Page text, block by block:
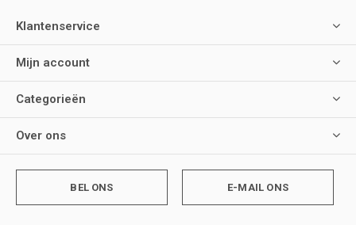
Klantenservice
Mijn account
Categorieën
Over ons
BEL ONS E-MAIL ONS